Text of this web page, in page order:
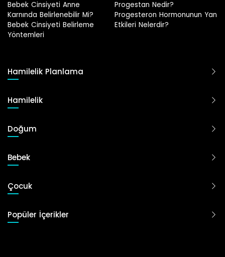
Progestan Nedir?
Progesteron Hormonunun Yan
Etkileri Nelerdir?
Hamilelikte Adet Görülür Mü?
Hamilelik Planlama
Hamilelik
Doğum
Bebek
Çocuk
Popüler İçerikler